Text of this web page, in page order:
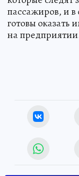
пассажиров, и в
готовы
на